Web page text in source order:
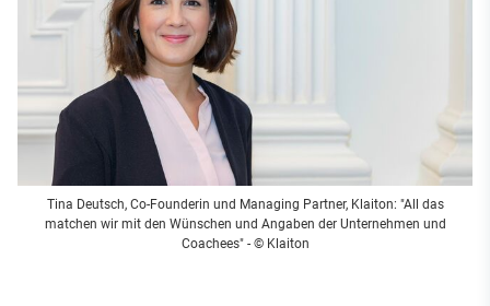
Tina Deutsch, Co-Founderin und Managing Partner, Klaiton: "All das
matchen wir mit den Wünschen und Angaben der Unternehmen und
Coachees"- © Klaiton